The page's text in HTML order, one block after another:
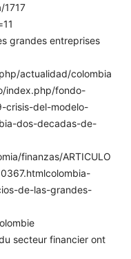
1717
grandes entreprises
actualidad/colombia
index.php/fondo-
crisis-del-modelo-
dos-decadas-de-
finanzas/ARTICULO
de-las-grandes-
secteur financier ont